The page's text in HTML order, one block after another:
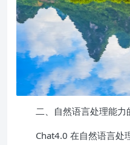
二、自然语言处理能力
Chat4.0 在自然语言处